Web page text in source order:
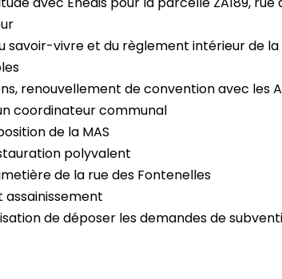
savoir-vivre et du règlement intérieur de
renouvellement de convention avec les
coordinateur communal
de la MAS
polyvalent
de la rue des Fontenelles
de déposer les demandes de